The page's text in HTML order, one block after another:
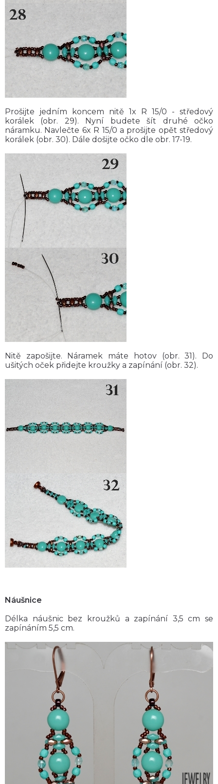
Prošijte jedním koncem nitě 1x R 15/0 - středový
korálek (obr. 29). Nyní budete šít druhé očko
náramku. Navlečte 6x R 15/0 a prošijte opět středový
korálek (obr. 30). Dále došijte očko dle obr. 17-19.
Nitě zapošijte. Náramek máte hotov (obr. 31). Do
ušitých oček přidejte kroužky a zapínání (obr. 32).
Náušnice
Délka náušnic bez kroužků a zapínání 3,5 cm se
zapínáním 5,5 cm.